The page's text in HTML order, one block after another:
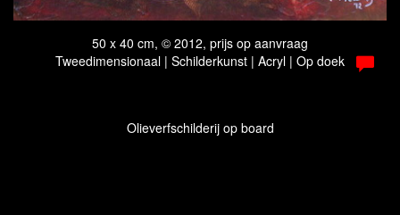
50 x 40 cm, © 2012, prijs op aanvraag
Tweedimensionaal | Schilderkunst | Acryl | Op doek
Olieverfschilderij op board